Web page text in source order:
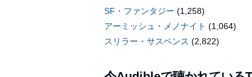
SF・ファンタジー (1,258)
アーミッシュ・メノナイト (1,064)
スリラー・サスペンス (2,822)